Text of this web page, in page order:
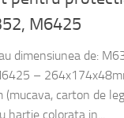
M6425
dimensiunea de:
–
(mucava, carton de
hartie colorata in...